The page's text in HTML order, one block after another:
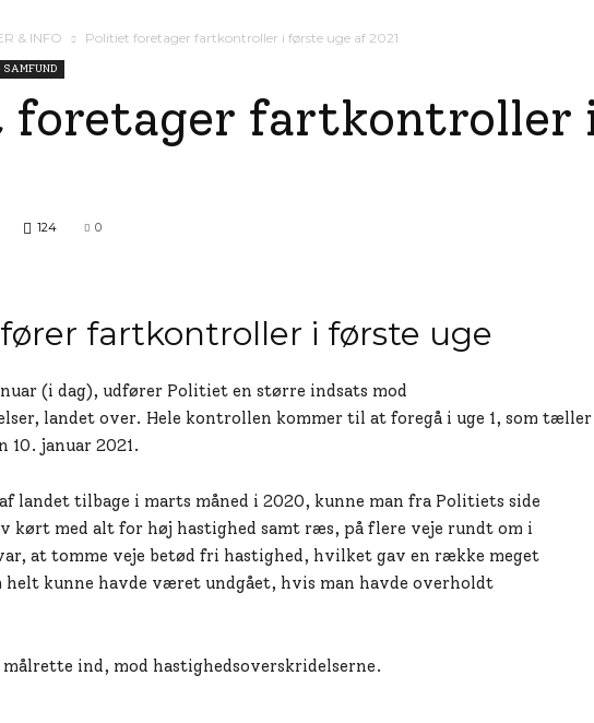
& INFO Politiet foretager fartkontroller i første uge af 2021
foretager fartkontroller
124 0
fartkontroller i første uge
(i dag), udfører Politiet en større indsats mod
landet over. Hele kontrollen kommer til at foregå i uge 1, som tæller
10. januar 2021.
landet tilbage i marts måned i 2020, kunne man fra Politiets side
kørt med alt for høj hastighed samt ræs, på flere veje rundt om i
at tomme veje betød fri hastighed, hvilket gav en række meget
helt kunne havde været undgået, hvis man havde overholdt
ind, mod hastighedsoverskridelserne.